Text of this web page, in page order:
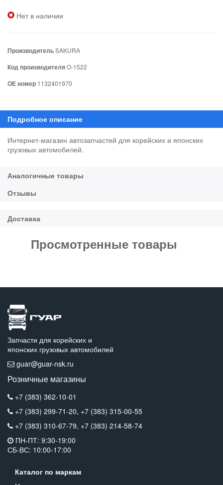
Нет в наличии
ПроизводительSAKURA
Код производителяO-1522
ОЕ номер 1132401970
Интернет-магазин автозапчастей для корейских и японских
грузовых автомобилей.
Просмотренные товары
Запчасти для корейских и
японских грузовых автомобилей
guar@guar-nsk.ru
Розничные магазины
+7 (383) 362-10-01
+7 (383) 299-71-20, +7 (383) 315-00-55
+7 (383) 310-67-79, +7 (383) 214-58-74
ПН-ПТ: 9:30-19:00
СБ-ВС: 10:00-17:00
Каталог по маркам